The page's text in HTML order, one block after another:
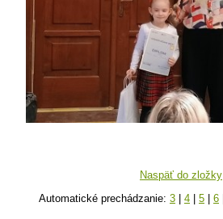
Naspäť do zložky
Automatické prechádzanie: 3 4 5 6